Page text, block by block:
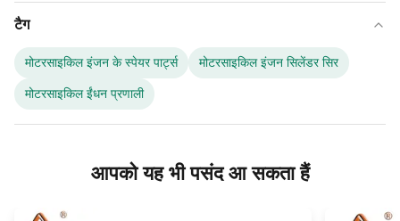
टैग
मोटरसाइकिल इंजन के स्पेयर पार्ट्स मोटरसाइकिल इंजन सिलेंडर सिर
मोटरसाइकिल ईंधन प्रणाली
आपको यह भी पसंद आ सकता हैं